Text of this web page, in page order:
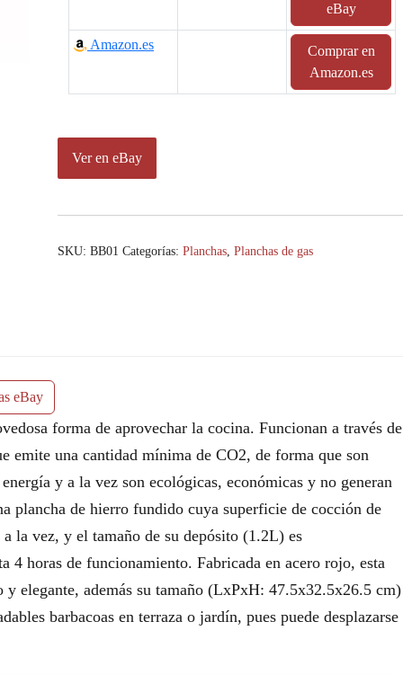
eBay
Amazon.es
Comprar en
Amazon.es
Ver en eBay
SKU: BB01 Categorías: Planchas, Planchas de gas
eBay
forma de aprovechar la cocina. Funcionan a través de
emite una cantidad mínima de CO2, de forma que son
y a la vez son ecológicas, económicas y no generan
plancha de hierro fundido cuya superficie de cocción de
la vez, y el tamaño de su depósito (1.2L) es
4 horas de funcionamiento. Fabricada en acero rojo, esta
elegante, además su tamaño (LxPxH: 47.5x32.5x26.5 cm)
barbacoas en terraza o jardín, pues puede desplazarse